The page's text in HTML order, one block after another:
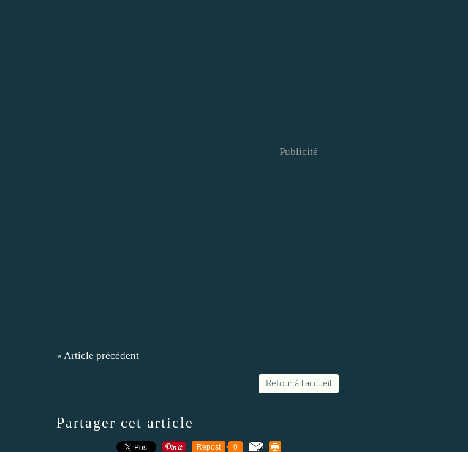
Publicité
« Article précédent
Retour à l'accueil
Partager cet article
Repost 0